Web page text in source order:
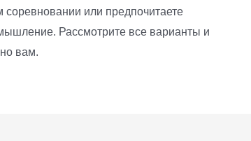
или предпочитаете
мышление. Рассмотрите все варианты и
вам.